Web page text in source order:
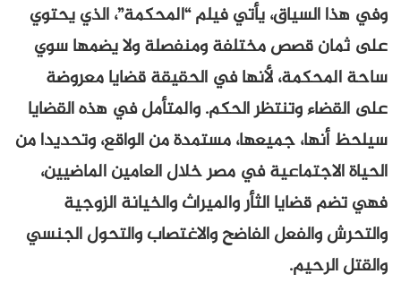
وفي هذا السياق، يأتي فيلم “المحكمة”، الذي يحتوي
على ثمان قصص مختلفة ومنفصلة ولا يضمها سوي
ساحة المحكمة، لأنها في الحقيقة قضايا معروضة
على القضاء وتنتظر الحكم. والمتأمل في هذه القضايا
سيلحظ أنها، جميعها، مستمدة من الواقع، وتحديدا من
الحياة الاجتماعية في مصر خلال العامين الماضيين،
فهي تضم قضايا الثأر والميراث والخيانة الزوجية
والتحرش والفعل الفاضح والاغتصاب والتحول الجنسي
والقتل الرحيم.